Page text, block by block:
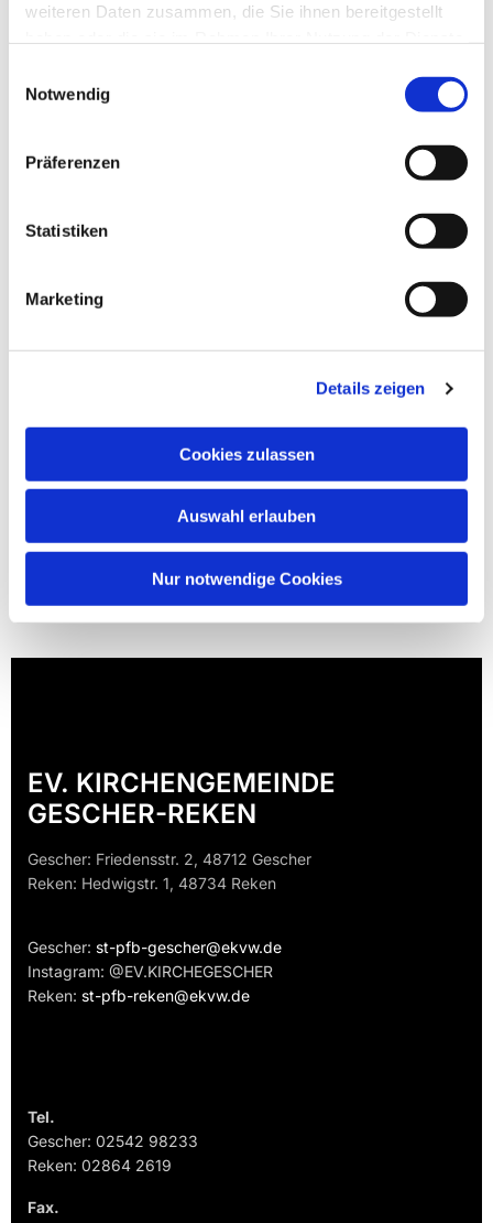
weiteren Daten zusammen, die Sie ihnen bereitgestellt
Notwendig
Präferenzen
Statistiken
Marketing
Details zeigen
Cookies zulassen
Auswahl erlauben
Nur notwendige Cookies
Dies könnte Sie auch
interessieren
EV. KIRCHENGEMEINDE
GESCHER-REKEN
Gescher: Friedensstr. 2, 48712 Gescher
Reken: Hedwigstr. 1, 48734 Reken
Gescher: st-pfb-gescher@ekvw.de
Instagram: @EV.KIRCHEGESCHER
Reken: st-pfb-reken@ekvw.de
Tel.
Gescher: 02542 98233
Reken: 02864 2619
Fax.